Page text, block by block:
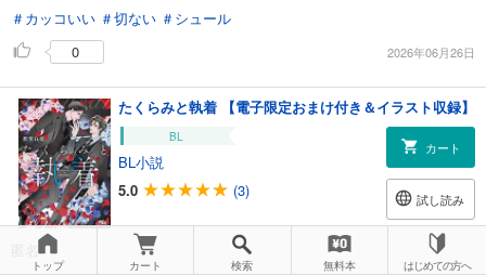
＃カッコいい ＃切ない ＃シュール
0
2026年06月26日
たくらみと執着 【電子限定おまけ付き＆イラスト収録】
BL
BL小説
5.0
(3)
カート
試し読み
匿名
トップ カート 検索 無料本 はじめての方へ